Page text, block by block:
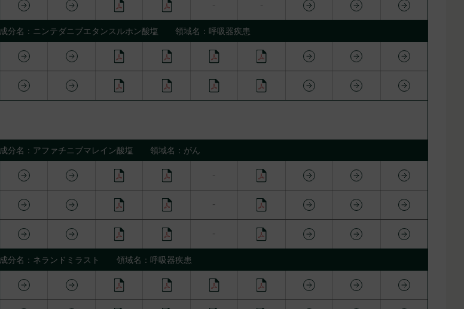
成分名：ニンテダニブエタンスルホン酸塩 領域名：呼吸器疾患
成分名：アファチニブマレイン酸塩 領域名：がん
成分名：ネランドミラスト 領域名：呼吸器疾患